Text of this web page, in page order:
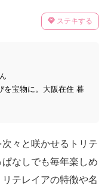
ステキする
を宝物に。大阪在住 暮
々と咲かせるトリテ
なしでも毎年楽しめ
テレイアの特徴や名